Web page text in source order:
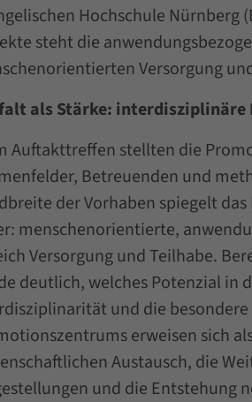
Hochschule Nürnberg
steht die
Versorgung
als Stärke: interdisziplinäre
Auftakttreffen stellten die
Betreuenden und
der Vorhaben spiegelt
menschenorientierte,
Versorgung und Teilhabe.
deutlich, welches Potenzial in
und die
erweisen sich
Austausch, die
und die Entstehung